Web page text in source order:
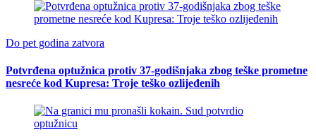
Do pet godina zatvora
Potvrđena optužnica protiv 37-godišnjaka zbog teške prometne
nesreće kod Kupresa: Troje teško ozlijeđenih